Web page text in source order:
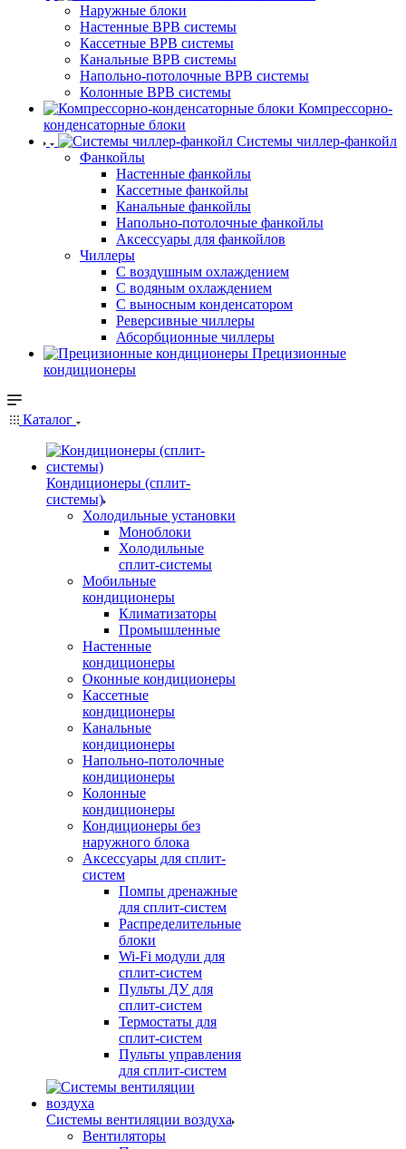
Наружные блоки
Настенные ВРВ системы
Кассетные ВРВ системы
Канальные ВРВ системы
Напольно-потолочные ВРВ системы
Колонные ВРВ системы
Компрессорно-
конденсаторные блоки
Системы чиллер-фанкойл
Фанкойлы
Настенные фанкойлы
Кассетные фанкойлы
Канальные фанкойлы
Напольно-потолочные фанкойлы
Аксессуары для фанкойлов
Чиллеры
С воздушным охлаждением
С водяным охлаждением
С выносным конденсатором
Реверсивные чиллеры
Абсорбционные чиллеры
Прецизионные
кондиционеры
Каталог
Кондиционеры (сплит-
системы)
Холодильные установки
Моноблоки
Холодильные
сплит-системы
Мобильные
кондиционеры
Климатизаторы
Промышленные
Настенные
кондиционеры
Оконные кондиционеры
Кассетные
кондиционеры
Канальные
кондиционеры
Напольно-потолочные
кондиционеры
Колонные
кондиционеры
Кондиционеры без
наружного блока
Аксессуары для сплит-
систем
Помпы дренажные
для сплит-систем
Распределительные
блоки
Wi-Fi модули для
сплит-систем
Пульты ДУ для
сплит-систем
Термостаты для
сплит-систем
Пульты управления
для сплит-систем
Системы вентиляции воздуха
Вентиляторы